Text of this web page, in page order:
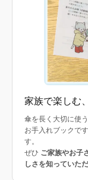
家族で楽しむ
傘を長く大切に使
お手入れブックで
す。
ぜひ ご家族やお子
しさを知っていた